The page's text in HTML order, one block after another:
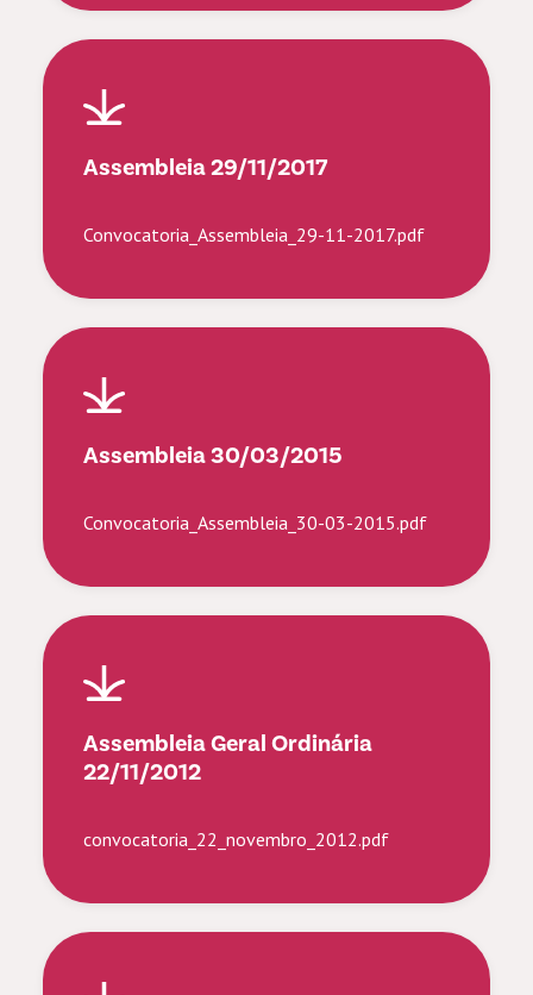
Assembleia 29/11/2017
Convocatoria_Assembleia_29-11-2017.pdf
Assembleia 30/03/2015
Convocatoria_Assembleia_30-03-2015.pdf
Assembleia Geral Ordinária
22/11/2012
convocatoria_22_novembro_2012.pdf